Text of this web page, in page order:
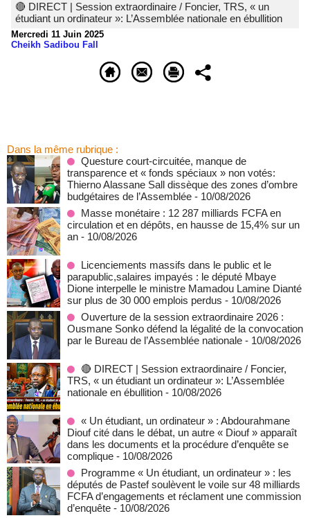
🔴 DIRECT | Session extraordinaire / Foncier, TRS, « un
étudiant un ordinateur »: L’Assemblée nationale en ébullition
Mercredi 11 Juin 2025
Cheikh Sadibou Fall
Dans la même rubrique :
Questure court-circuitée, manque de
transparence et « fonds spéciaux » non votés:
Thierno Alassane Sall dissèque des zones d’ombre
budgétaires de l’Assemblée - 10/08/2026
Masse monétaire : 12 287 milliards FCFA en
circulation et en dépôts, en hausse de 15,4% sur un
an - 10/08/2026
Licenciements massifs dans le public et le
parapublic,salaires impayés : le député Mbaye
Dione interpelle le ministre Mamadou Lamine Dianté
sur plus de 30 000 emplois perdus - 10/08/2026
Ouverture de la session extraordinaire 2026 :
Ousmane Sonko défend la légalité de la convocation
par le Bureau de l’Assemblée nationale - 10/08/2026
🔴 DIRECT | Session extraordinaire / Foncier,
TRS, « un étudiant un ordinateur »: L’Assemblée
nationale en ébullition - 10/08/2026
« Un étudiant, un ordinateur » : Abdourahmane
Diouf cité dans le débat, un autre « Diouf » apparaît
dans les documents et la procédure d’enquête se
complique - 10/08/2026
Programme « Un étudiant, un ordinateur » : les
députés de Pastef soulèvent le voile sur 48 milliards
FCFA d’engagements et réclament une commission
d’enquête - 10/08/2026